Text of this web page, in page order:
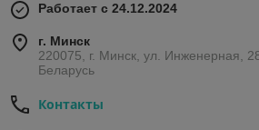
Работает с 24.12.2024
г. Минск
220075, г. Минск, ул. Инженерная,
Беларусь
Контакты